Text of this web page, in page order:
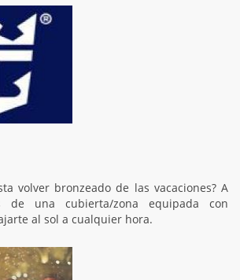
volver bronzeado de las vacaciones? A
de una cubierta/zona equipada con
al sol a cualquier hora.